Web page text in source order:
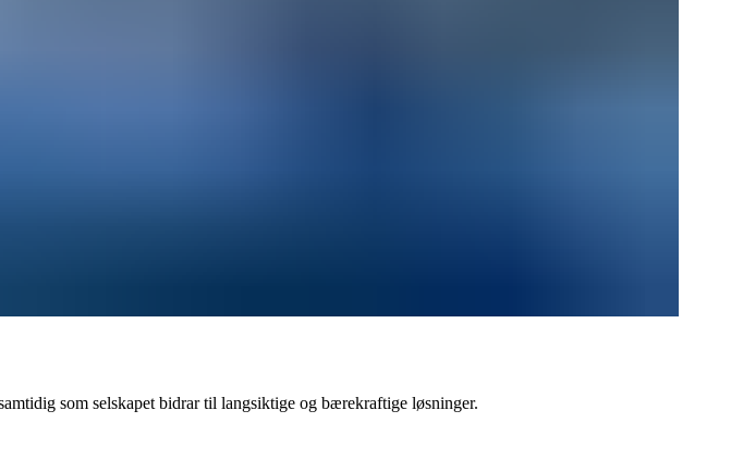
som selskapet bidrar til langsiktige og bærekraftige løsninger.